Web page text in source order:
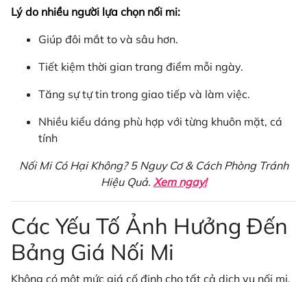
Lý do nhiều người lựa chọn nối mi:
Giúp đôi mắt to và sâu hơn.
Tiết kiệm thời gian trang điểm mỗi ngày.
Tăng sự tự tin trong giao tiếp và làm việc.
Nhiều kiểu dáng phù hợp với từng khuôn mặt, cá
tính
Nối Mi Có Hại Không? 5 Nguy Cơ & Cách Phòng Tránh
Hiệu Quả. Xem ngay!
Các Yếu Tố Ảnh Hưởng Đến
Bảng Giá Nối Mi
Không có một mức giá cố định cho tất cả dịch vụ nối mi.